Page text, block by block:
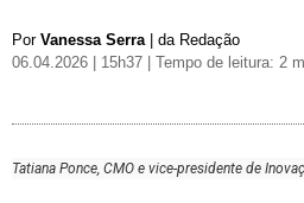
Por Vanessa Serra | da Redação
06.04.2026 | 15h37
| Tempo de leitura: 2
Tatiana Ponce, CMO e vice-presidente de